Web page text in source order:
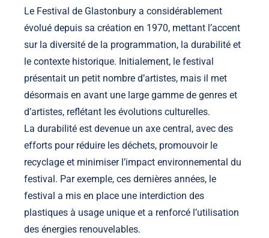
Le Festival de Glastonbury a considérablement
évolué depuis sa création en 1970, mettant l’accent
sur la diversité de la programmation, la durabilité et
le contexte historique. Initialement, le festival
présentait un petit nombre d’artistes, mais il met
désormais en avant une large gamme de genres et
d’artistes, reflétant les évolutions culturelles.
La durabilité est devenue un axe central, avec des
efforts pour réduire les déchets, promouvoir le
recyclage et minimiser l’impact environnemental du
festival. Par exemple, ces dernières années, le
festival a mis en place une interdiction des
plastiques à usage unique et a renforcé l’utilisation
des énergies renouvelables.